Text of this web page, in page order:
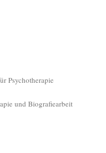
Psychotherapie
und Biografiearbeit